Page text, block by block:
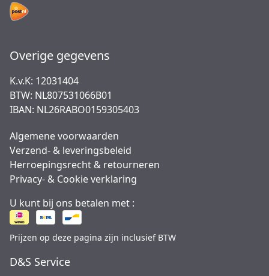
Overige gegevens
K.v.K: 12031404
BTW: NL807531066B01
IBAN: NL26RABO0159305403
Algemene voorwaarden
Verzend- & leveringsbeleid
Herroepingsrecht & retourneren
Privacy- & Cookie verklaring
U kunt bij ons betalen met :
Prijzen op deze pagina zijn inclusief BTW
D&S Service